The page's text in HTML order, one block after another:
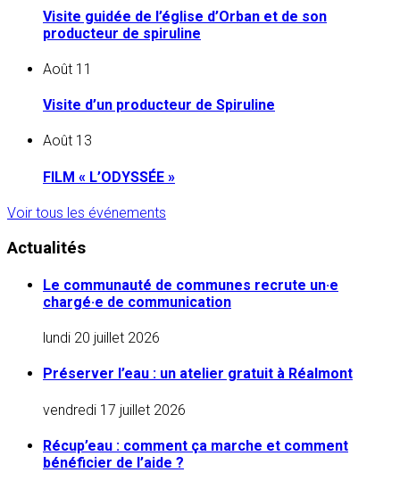
Visite guidée de l’église d’Orban et de son
producteur de spiruline
Août 11
Visite d’un producteur de Spiruline
Août 13
FILM « L’ODYSSÉE »
Voir tous les événements
Actualités
Le communauté de communes recrute un·e
chargé·e de communication
lundi 20 juillet 2026
Préserver l’eau : un atelier gratuit à Réalmont
vendredi 17 juillet 2026
Récup’eau : comment ça marche et comment
bénéficier de l’aide ?